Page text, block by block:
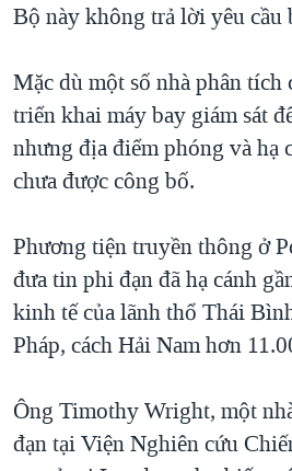
Bộ này không trả lời yêu cầu
Mặc dù một số nhà phân
triển khai máy bay giám sát
nhưng địa điểm phóng và hạ
chưa được công bố.
Phương tiện truyền thông ở
đưa tin phi đạn đã hạ cánh
kinh tế của lãnh thổ Thái
Pháp, cách Hải Nam hơn
Ông Timothy Wright, một
đạn tại Viện Nghiên cứu